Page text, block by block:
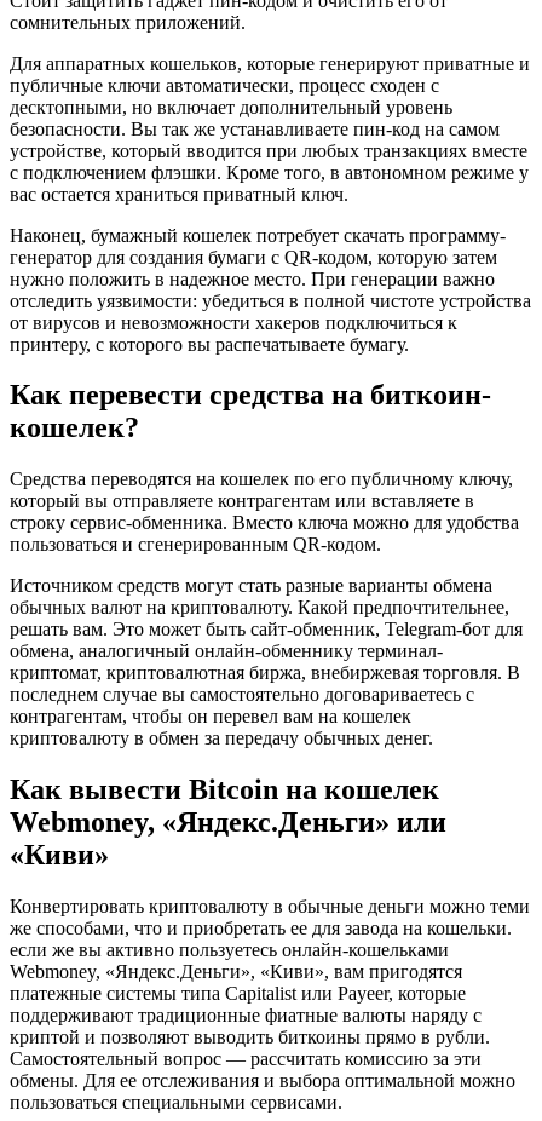
сомнительных приложений.
Для аппаратных кошельков, которые генерируют приватные и
публичные ключи автоматически, процесс сходен с
десктопными, но включает дополнительный уровень
безопасности. Вы так же устанавливаете пин-код на самом
устройстве, который вводится при любых транзакциях вместе
с подключением флэшки. Кроме того, в автономном режиме у
вас остается храниться приватный ключ.
Наконец, бумажный кошелек потребует скачать программу-
генератор для создания бумаги с QR-кодом, которую затем
нужно положить в надежное место. При генерации важно
отследить уязвимости: убедиться в полной чистоте устройства
от вирусов и невозможности хакеров подключиться к
принтеру, с которого вы распечатываете бумагу.
Как перевести средства на биткоин-
кошелек?
Средства переводятся на кошелек по его публичному ключу,
который вы отправляете контрагентам или вставляете в
строку сервис-обменника. Вместо ключа можно для удобства
пользоваться и сгенерированным QR-кодом.
Источником средств могут стать разные варианты обмена
обычных валют на криптовалюту. Какой предпочтительнее,
решать вам. Это может быть сайт-обменник, Telegram-бот для
обмена, аналогичный онлайн-обменнику терминал-
криптомат, криптовалютная биржа, внебиржевая торговля. В
последнем случае вы самостоятельно договариваетесь с
контрагентам, чтобы он перевел вам на кошелек
криптовалюту в обмен за передачу обычных денег.
Как вывести Bitcoin на кошелек
Webmoney, «Яндекс.Деньги» или
«Киви»
Конвертировать криптовалюту в обычные деньги можно теми
же способами, что и приобретать ее для завода на кошельки.
если же вы активно пользуетесь онлайн-кошельками
Webmoney, «Яндекс.Деньги», «Киви», вам пригодятся
платежные системы типа Capitalist или Payeer, которые
поддерживают традиционные фиатные валюты наряду с
криптой и позволяют выводить биткоины прямо в рубли.
Самостоятельный вопрос — рассчитать комиссию за эти
обмены. Для ее отслеживания и выбора оптимальной можно
пользоваться специальными сервисами.